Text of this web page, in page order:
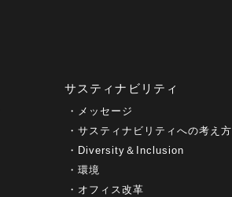
サスティナビリティ
メッセージ
サスティナビリティへの考え方
Diversity＆Inclusion
環境
オフィス改革